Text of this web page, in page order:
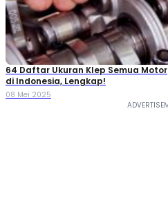
64 Daftar Ukuran Klep Semua Motor
di Indonesia, Lengkap!
08 Mei 2025